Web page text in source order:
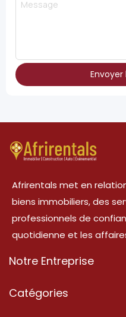
Afrirentals met en
biens immobiliers, des
professionnels de
quotidienne et les
Notre Entreprise
À Propos
Catégories